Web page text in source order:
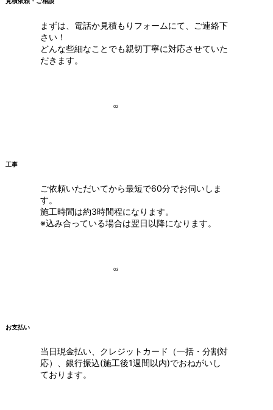
まずは、電話か見積もりフォームにて、ご連絡下
さい！
どんな些細なことでも親切丁寧に対応させていた
だきます。
02
ご依頼いただいてから最短で60分でお伺いしま
す。
施工時間は約3時間程になります。
※込み合っている場合は翌日以降になります。
工事
03
当日現金払い、クレジットカード（一括・分割対
応）、銀行振込(施工後1週間以内)でおねがいし
ております。
お支払い